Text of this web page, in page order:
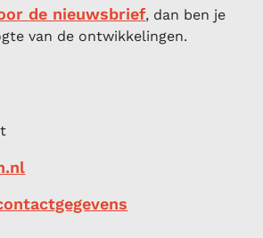
de nieuwsbrief, dan ben je
van de ontwikkelingen.